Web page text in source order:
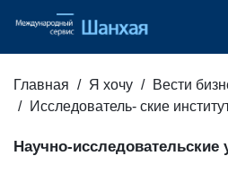
Главная Я хочу Вести
Исследователь- ские
Научно-исследовательские